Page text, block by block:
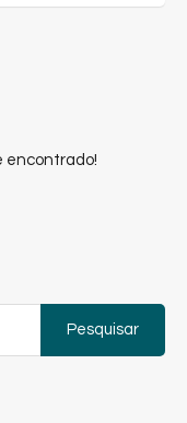
encontrado!